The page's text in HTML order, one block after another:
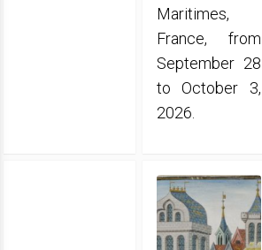
Maritimes,
France, from
September 28
to October 3,
2026.